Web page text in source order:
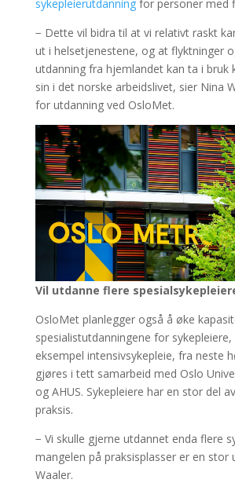
sykepleierutdanningfor personer med
− Dette vil bidra til at vi relativt raskt
ut i helsetjenestene, og at flyktninger
utdanning fra hjemlandet kan ta i bruk
sin i det norske arbeidslivet, sier Nina
for utdanning ved OsloMet.
Vil utdanne flere
OsloMet planlegger også å øke
spesialistutdanningene for
eksempel intensivsykepleie, fra neste
gjøres i tett samarbeid med Oslo
og AHUS. Sykepleiere har en stor del
praksis.
− Vi skulle gjerne utdannet enda flere
mangelen på praksisplasser er en stor
Waaler.